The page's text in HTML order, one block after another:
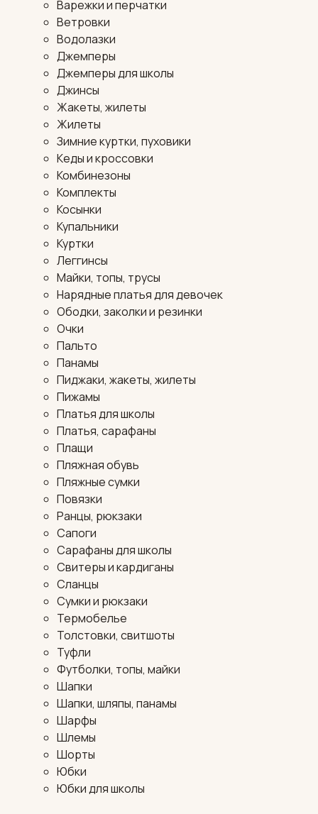
Варежки и перчатки
Ветровки
Водолазки
Джемперы
Джемперы для школы
Джинсы
Жакеты, жилеты
Жилеты
Зимние куртки, пуховики
Кеды и кроссовки
Комбинезоны
Комплекты
Косынки
Купальники
Куртки
Леггинсы
Майки, топы, трусы
Нарядные платья для девочек
Ободки, заколки и резинки
Очки
Пальто
Панамы
Пиджаки, жакеты, жилеты
Пижамы
Платья для школы
Платья, сарафаны
Плащи
Пляжная обувь
Пляжные сумки
Повязки
Ранцы, рюкзаки
Сапоги
Сарафаны для школы
Свитеры и кардиганы
Сланцы
Сумки и рюкзаки
Термобелье
Толстовки, свитшоты
Туфли
Футболки, топы, майки
Шапки
Шапки, шляпы, панамы
Шарфы
Шлемы
Шорты
Юбки
Юбки для школы